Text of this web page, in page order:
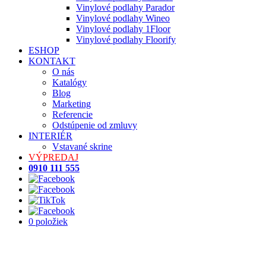
Vinylové podlahy Parador
Vinylové podlahy Wineo
Vinylové podlahy 1Floor
Vinylové podlahy Floorify
ESHOP
KONTAKT
O nás
Katalógy
Blog
Marketing
Referencie
Odstúpenie od zmluvy
INTERIÉR
Vstavané skrine
VÝPREDAJ
0910 111 555
0 položiek